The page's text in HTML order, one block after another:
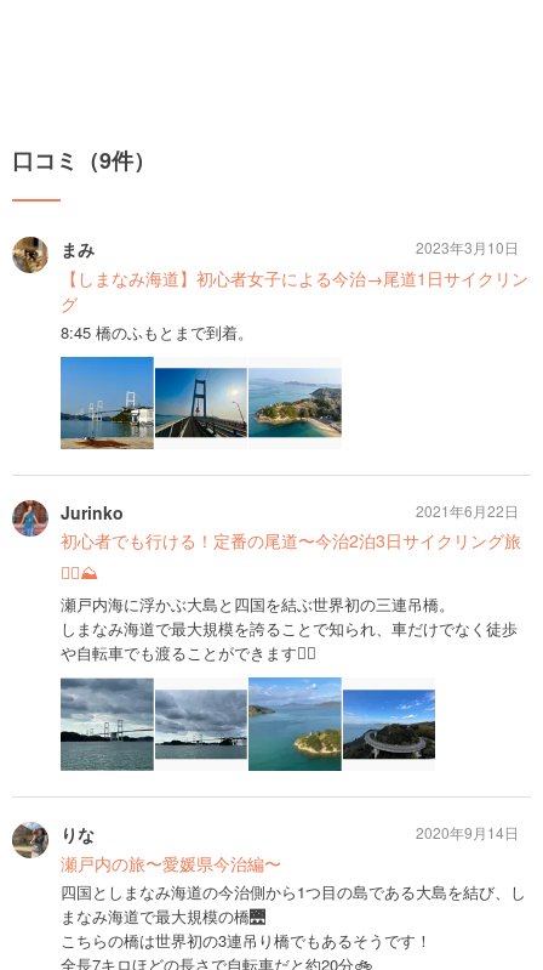
口コミ（9件）
まみ
【しまなみ海道】初心者女子による今治→尾道1日サイクリン
グ
8:45 橋のふもとまで到着。
2023年3月10日
Jurinko
初心者でも行ける！定番の尾道〜今治2泊3日サイクリング旅
🚴‍♀️⛰
瀬戸内海に浮かぶ大島と四国を結ぶ世界初の三連吊橋。
しまなみ海道で最大規模を誇ることで知られ、車だけでなく徒歩
や自転車でも渡ることができます🚶‍♂️
2021年6月22日
りな
瀬戸内の旅〜愛媛県今治編〜
四国としまなみ海道の今治側から1つ目の島である大島を結び、し
まなみ海道で最大規模の橋🌉
こちらの橋は世界初の3連吊り橋でもあるそうです！
全長7キロほどの長さで自転車だと約20分🚲
2020年9月14日